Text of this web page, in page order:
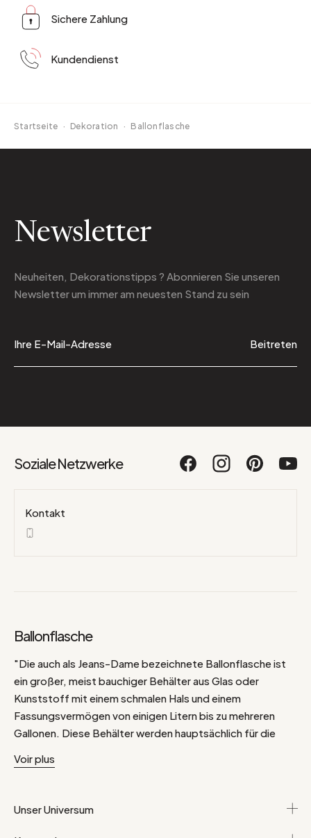
Sichere Zahlung
Kundendienst
Startseite · Dekoration · Ballonflasche
Newsletter
Neuheiten, Dekorationstipps ? Abonnieren Sie unseren
Newsletterum immer am neuesten Stand zu sein
Beitreten
Soziale Netzwerke
Kontakt
Ballonflasche
"Die auch als Jeans-Dame bezeichnete Ballonflasche ist
ein großer, meist bauchiger Behälter aus Glas oder
Kunststoff mit einem schmalen Hals und einem
Fassungsvermögen von einigen Litern bis zu mehreren
Gallonen. Diese Behälter werden hauptsächlich für die
insbesondere für Wein, Bier, Apfelwein, Essig und
Voir plus
Unser Universum